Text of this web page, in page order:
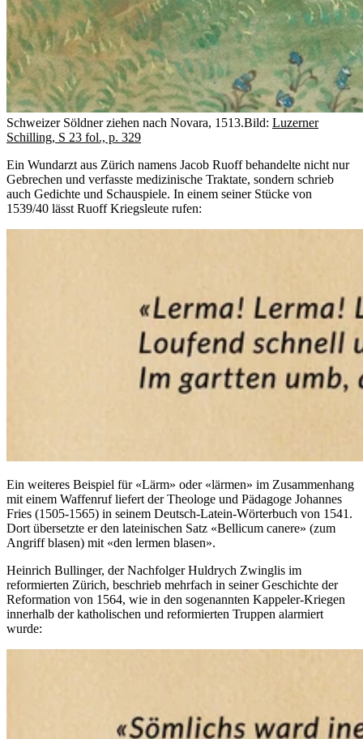
Schweizer Söldner ziehen nach Novara, 1513.Bild: Luzerner
Schilling, S 23 fol., p. 329
Ein Wundarzt aus Zürich namens Jacob Ruoff behandelte nicht nur
Gebrechen und verfasste medizinische Traktate, sondern schrieb
auch Gedichte und Schauspiele. In einem seiner Stücke von
1539/40 lässt Ruoff Kriegsleute rufen:
Ein weiteres Beispiel für «Lärm» oder «lärmen» im Zusammenhang
mit einem Waffenruf liefert der Theologe und Pädagoge Johannes
Fries (1505-1565) in seinem Deutsch-Latein-Wörterbuch von 1541.
Dort übersetzte er den lateinischen Satz «Bellicum canere» (zum
Angriff blasen) mit «den lermen blasen».
Heinrich Bullinger, der Nachfolger Huldrych Zwinglis im
reformierten Zürich, beschrieb mehrfach in seiner Geschichte der
Reformation von 1564, wie in den sogenannten Kappeler-Kriegen
innerhalb der katholischen und reformierten Truppen alarmiert
wurde: